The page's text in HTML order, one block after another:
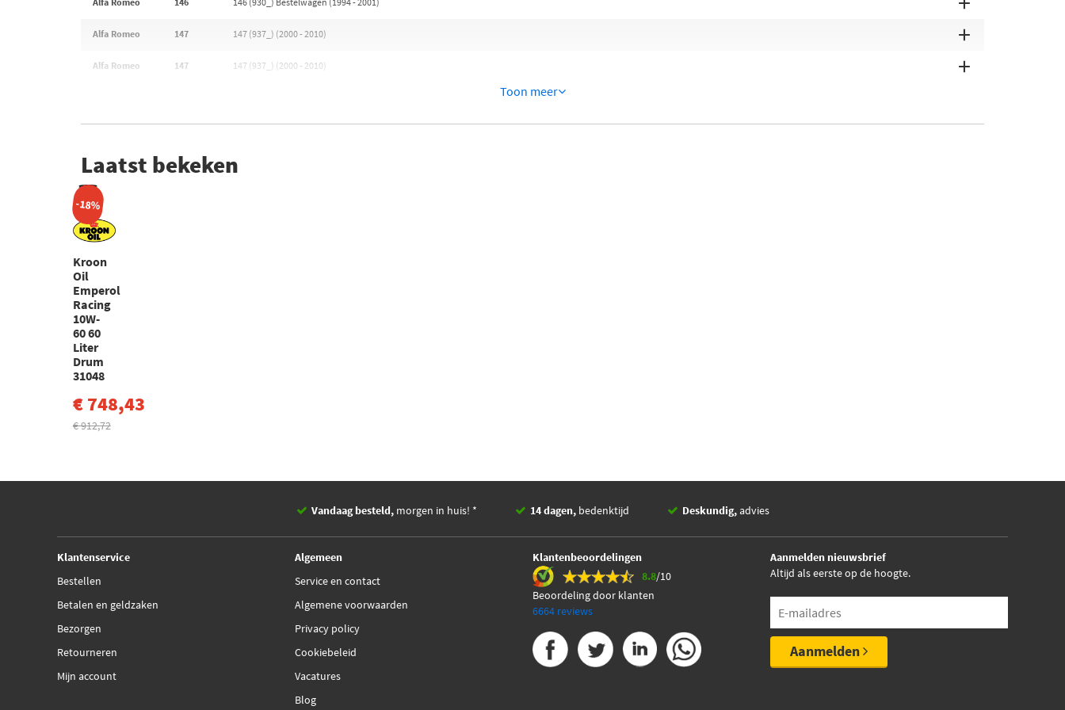
Alfa Romeo 147 147 (937_) (2000 - 2010)
Alfa Romeo 147 147 (937_) (2000 - 2010)
Toon meer
Laatst bekeken
-18%
Kroon
Oil
Emperol
Racing
10W-
60 60
Liter
Drum
31048
€ 748,43
€ 912,72
Vandaag besteld, morgen in huis! * 14 dagen, bedenktijd Deskundig,advies
Klantenservice
Bestellen
Betalen en geldzaken
Bezorgen
Retourneren
Mijn account
Algemeen
Service en contact
Algemene voorwaarden
Privacy policy
Cookiebeleid
Vacatures
Blog
Klantenbeoordelingen
8.8/10
Beoordeling door klanten
6664 reviews
Aanmelden nieuwsbrief
Altijd als eerste op de hoogte.
Aanmelden